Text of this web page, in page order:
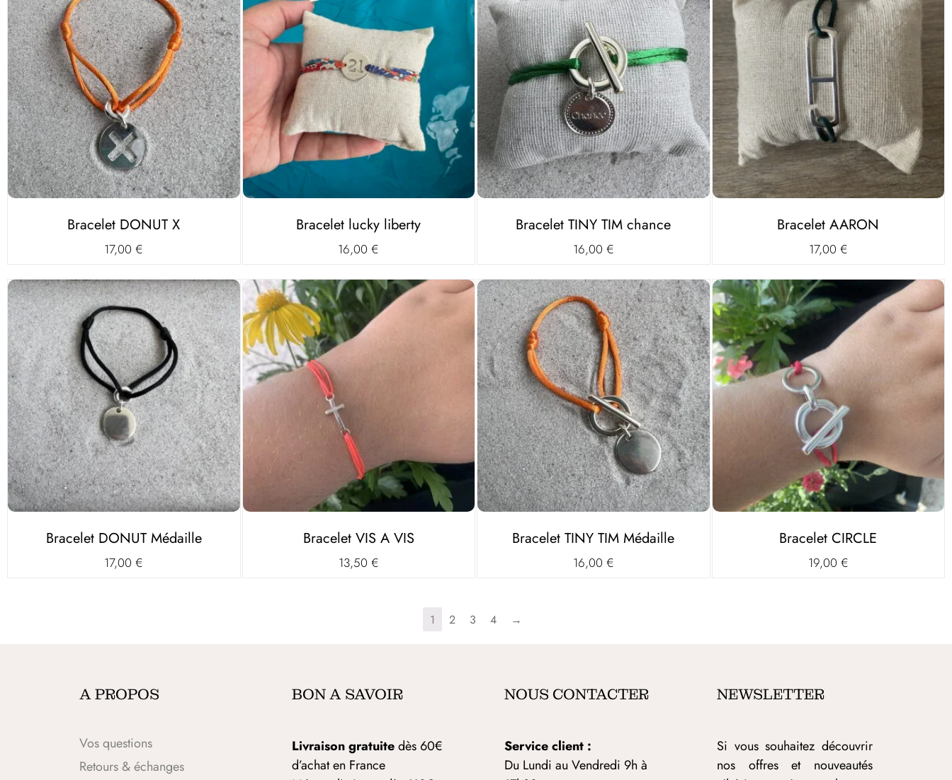
Bracelet DONUT X
17,00€
Bracelet lucky liberty
16,00€
Bracelet TINY TIM chance
16,00 €
Bracelet AARON
17,00 €
Bracelet DONUT Médaille
17,00€
Bracelet VIS A VIS
13,50 €
Bracelet TINY TIM Médaille
16,00 €
Bracelet CIRCLE
19,00 €
1 2 3 4 →
A PROPOS
Vos questions
Retours & échanges
BON A SAVOIR
Livraison gratuitedès 60€
d’achat en France
NOUS CONTACTER
Service client :
Du Lundi au Vendredi 9h à
NEWSLETTER
Si vous souhaitez découvrir
nos offres et nouveautés